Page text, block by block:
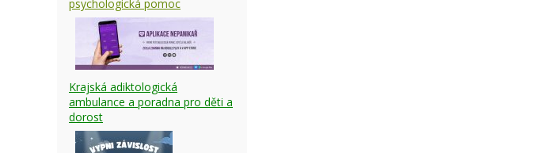
psychologická pomoc
Krajská adiktologická
ambulance a poradna pro děti a
dorost